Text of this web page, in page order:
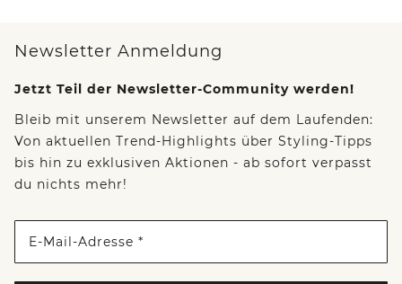
Newsletter Anmeldung
Jetzt Teil der Newsletter-Community werden!
Bleib mit unserem Newsletter auf dem Laufenden:
Von aktuellen Trend-Highlights über Styling-Tipps
bis hin zu exklusiven Aktionen - ab sofort verpasst
du nichts mehr!
E-Mail-Adresse *